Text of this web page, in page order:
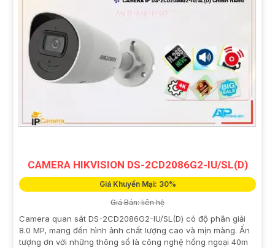
CAMERA HIKVISION DS-2CD2086G2-IU/SL(D)
Giá Khuyến Mại: 30%
Giá Bán: liên hệ
Camera quan sát DS-2CD2086G2-IU/SL(D) có độ phân giải
8.0 MP, mang đến hình ảnh chất lượng cao và mịn màng. Ấn
tượng ơn với những thông số là công nghệ hồng ngoại 40m